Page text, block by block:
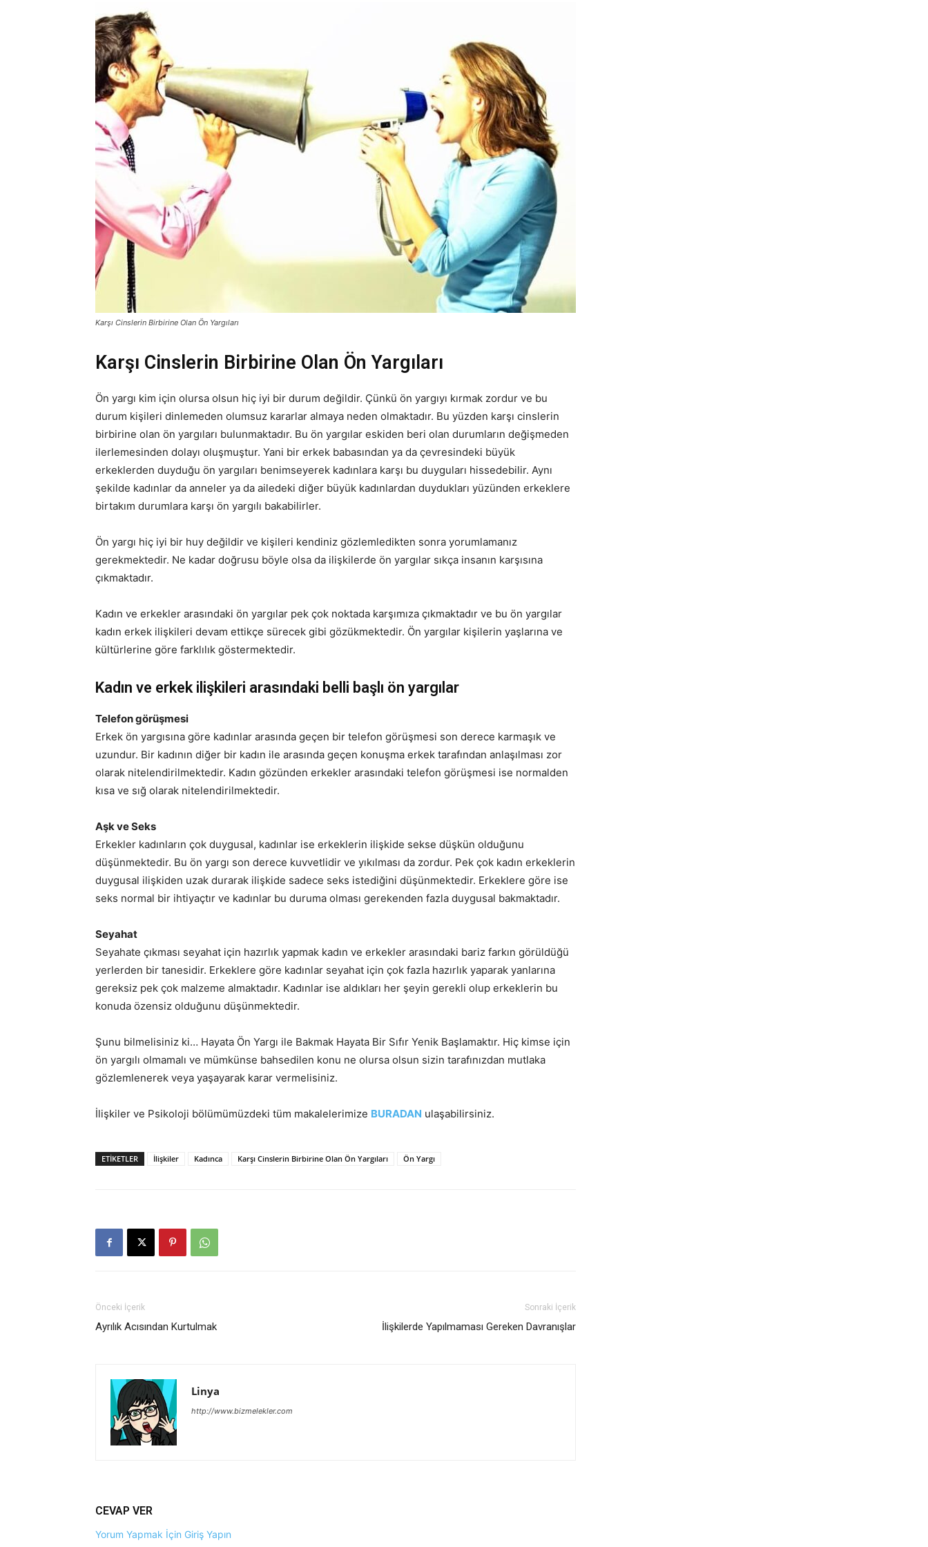
Karşı Cinslerin Birbirine Olan Ön Yargıları
Karşı Cinslerin Birbirine Olan Ön Yargıları
Ön yargı kim için olursa olsun hiç iyi bir durum değildir. Çünkü ön yargıyı kırmak zordur ve bu
durum kişileri dinlemeden olumsuz kararlar almaya neden olmaktadır. Bu yüzden karşı cinslerin
birbirine olan ön yargıları bulunmaktadır. Bu ön yargılar eskiden beri olan durumların değişmeden
ilerlemesinden dolayı oluşmuştur. Yani bir erkek babasından ya da çevresindeki büyük
erkeklerden duyduğu ön yargıları benimseyerek kadınlara karşı bu duyguları hissedebilir. Aynı
şekilde kadınlar da anneler ya da ailedeki diğer büyük kadınlardan duydukları yüzünden erkeklere
birtakım durumlara karşı ön yargılı bakabilirler.
Ön yargı hiç iyi bir huy değildir ve kişileri kendiniz gözlemledikten sonra yorumlamanız
gerekmektedir. Ne kadar doğrusu böyle olsa da ilişkilerde ön yargılar sıkça insanın karşısına
çıkmaktadır.
Kadın ve erkekler arasındaki ön yargılar pek çok noktada karşımıza çıkmaktadır ve bu ön yargılar
kadın erkek ilişkileri devam ettikçe sürecek gibi gözükmektedir. Ön yargılar kişilerin yaşlarına ve
kültürlerine göre farklılık göstermektedir.
Kadın ve erkek ilişkileri arasındaki belli başlı ön yargılar
Telefon görüşmesi
Erkek ön yargısına göre kadınlar arasında geçen bir telefon görüşmesi son derece karmaşık ve
uzundur. Bir kadının diğer bir kadın ile arasında geçen konuşma erkek tarafından anlaşılması zor
olarak nitelendirilmektedir. Kadın gözünden erkekler arasındaki telefon görüşmesi ise normalden
kısa ve sığ olarak nitelendirilmektedir.
Aşk ve Seks
Erkekler kadınların çok duygusal, kadınlar ise erkeklerin ilişkide sekse düşkün olduğunu
düşünmektedir. Bu ön yargı son derece kuvvetlidir ve yıkılması da zordur. Pek çok kadın erkeklerin
duygusal ilişkiden uzak durarak ilişkide sadece seks istediğini düşünmektedir. Erkeklere göre ise
seks normal bir ihtiyaçtır ve kadınlar bu duruma olması gerekenden fazla duygusal bakmaktadır.
Seyahat
Seyahate çıkması seyahat için hazırlık yapmak kadın ve erkekler arasındaki bariz farkın görüldüğü
yerlerden bir tanesidir. Erkeklere göre kadınlar seyahat için çok fazla hazırlık yaparak yanlarına
gereksiz pek çok malzeme almaktadır. Kadınlar ise aldıkları her şeyin gerekli olup erkeklerin bu
konuda özensiz olduğunu düşünmektedir.
Şunu bilmelisiniz ki… Hayata Ön Yargı ile Bakmak Hayata Bir Sıfır Yenik Başlamaktır. Hiç kimse için
ön yargılı olmamalı ve mümkünse bahsedilen konu ne olursa olsun sizin tarafınızdan mutlaka
gözlemlenerek veya yaşayarak karar vermelisiniz.
İlişkiler ve Psikoloji bölümümüzdeki tüm makalelerimize BURADAN ulaşabilirsiniz.
ETIKETLER İlişkiler Kadınca Karşı Cinslerin Birbirine Olan Ön Yargıları Ön Yargı
Önceki İçerik
Ayrılık Acısından Kurtulmak
Sonraki İçerik
İlişkilerde Yapılmaması Gereken Davranışlar
Linya
http://www.bizmelekler.com
CEVAP VER
Yorum Yapmak İçin Giriş Yapın